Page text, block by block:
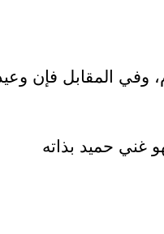
وفي المقابل فإن
غني حميد بذاته